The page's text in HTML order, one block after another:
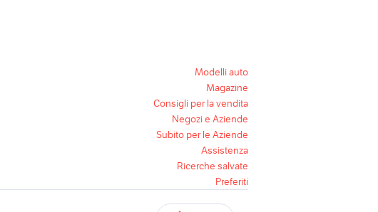
Modelli auto
Magazine
Consigli per la vendita
Negozi e Aziende
Subito per le Aziende
Assistenza
Ricerche salvate
Preferiti